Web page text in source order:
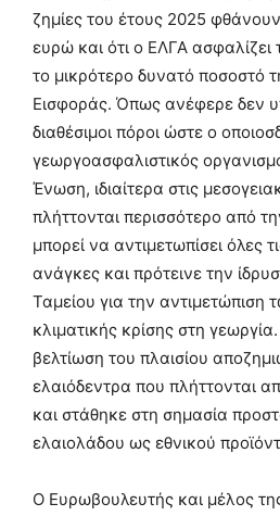
ζημίες του έτους 2025
ευρώ και ότι ο ΕΛΓΑ ασφαλίζει
το μικρότερο δυνατό ποσοστό
Εισφοράς. Όπως ανέφερε δεν
διαθέσιμοι πόροι ώστε ο
γεωργοασφαλιστικός
Ένωση, ιδιαίτερα στις
πλήττονται περισσότερο από
μπορεί να αντιμετωπίσει όλες
ανάγκες και πρότεινε την
Ταμείου για την αντιμετώπιση
κλιματικής κρίσης στη
βελτίωση του πλαισίου
ελαιόδεντρα που πλήττονται
και στάθηκε στη σημασία
ελαιολάδου ως εθνικού
Ο Ευρωβουλευτής και μέλος